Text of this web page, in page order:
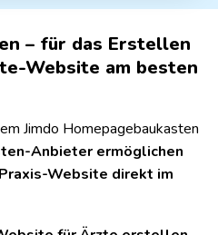
– für das Erstellen
Website am besten
Anbieter ermöglichen
Website direkt im